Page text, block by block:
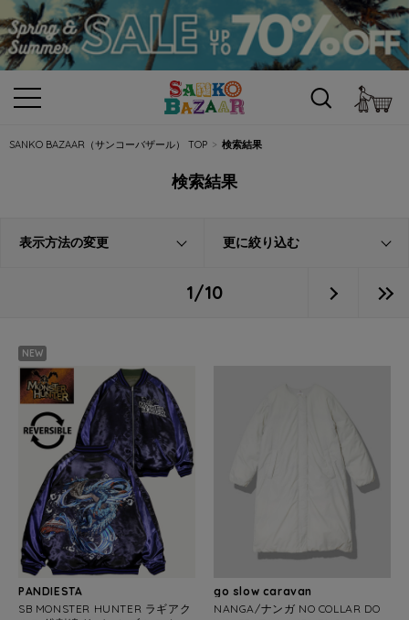
SANKO BAZAAR（サンコーバザール） TOP 検索結果
検索結果
表示方法の変更 更に絞り込む
1/10
NEW
PANDIESTA
SB MONSTER HUNTER ラギアク
go slow caravan
NANGA/ナンガ NO COLLAR DO